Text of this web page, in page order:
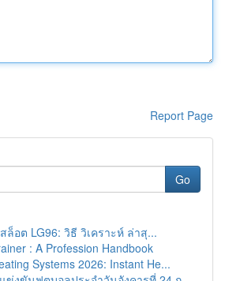
Report Page
Go
ล็อต LG96: วิธี วิเคราะห์ ล่าสุ...
: A Profession Handbook
Systems 2026: Instant He...